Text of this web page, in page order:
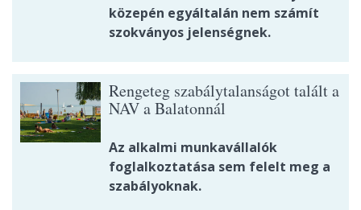
közepén egyáltalán nem számít
szokványos jelenségnek.
Rengeteg szabálytalanságot talált a
NAV a Balatonnál
Az alkalmi munkavállalók
foglalkoztatása sem felelt meg a
szabályoknak.